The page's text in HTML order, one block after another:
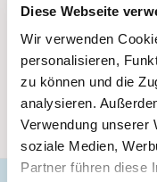
Diese Webseite
Wir verwenden
personalisieren,
zu können und die
analysieren.
Verwendung unserer
soziale Medien,
Partner führen diese
Leitung: